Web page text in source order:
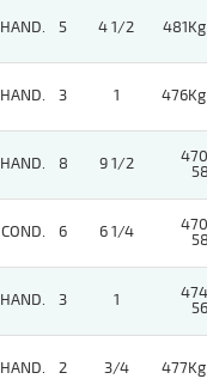
HAND. 5 4 1/2
HAND. 3 1
HAND. 8 9 1/2
COND. 6 6 1/4
HAND. 3 1
HAND. 2 3/4